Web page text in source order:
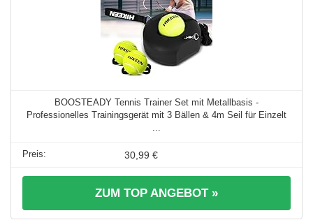
BOOSTEADY Tennis Trainer Set mit Metallbasis -
Professionelles Trainingsgerät mit 3 Bällen & 4m Seil für Einzelt
...
30,99 €
ZUM TOP ANGEBOT »